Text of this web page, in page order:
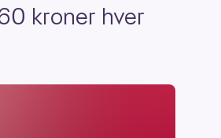
kroner hver